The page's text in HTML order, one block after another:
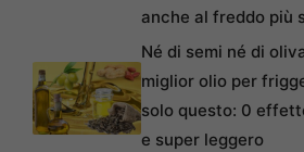
anche al freddo più
Né di semi né di
miglior olio per
solo questo: 0
e super leggero